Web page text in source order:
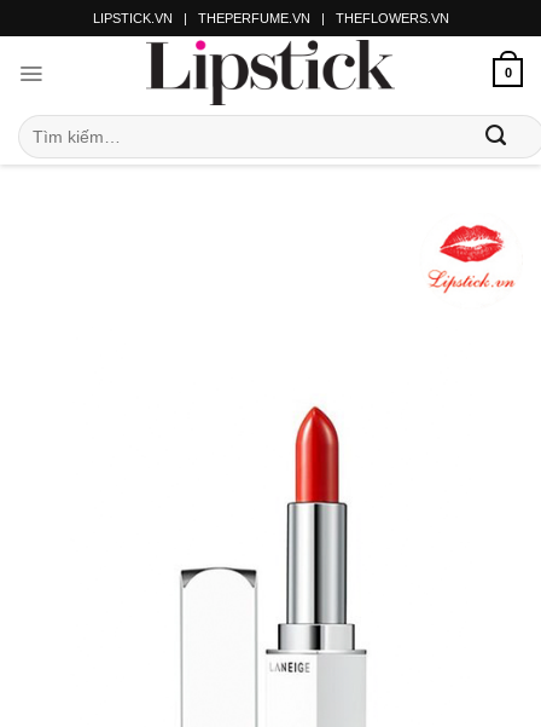
LIPSTICK.VN | THEPERFUME.VN | THEFLOWERS.VN
0